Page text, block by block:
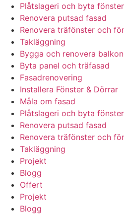
Plåtslageri och byta
Renovera putsad fasad
Renovera träfönster och
Takläggning
Bygga och renovera
Byta panel och träfasad
Fasadrenovering
Installera Fönster & Dörrar
Måla om fasad
Plåtslageri och byta
Renovera putsad fasad
Renovera träfönster och
Takläggning
Projekt
Blogg
Offert
Projekt
Blogg